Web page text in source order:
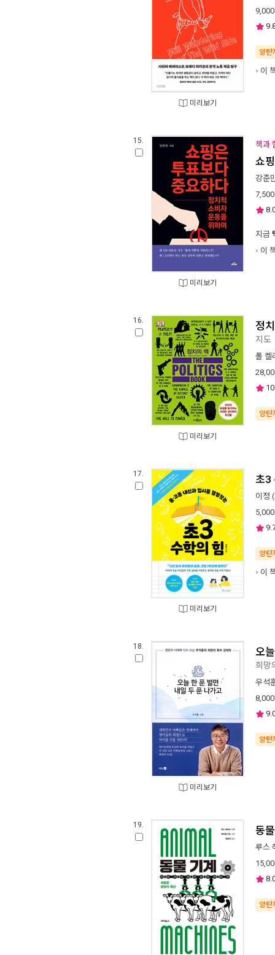
미리보기
9,000
양탄
이
15.
미리보기
책과
쇼
강준
7,500
지금
이
16.
미리보기
정
지도
폴 켈
양탄
17.
미리보기
초3
이정
5,000
양탄
이
18.
미리보기
오
희망
우석
8,000
양탄
19. 동
루스
양탄